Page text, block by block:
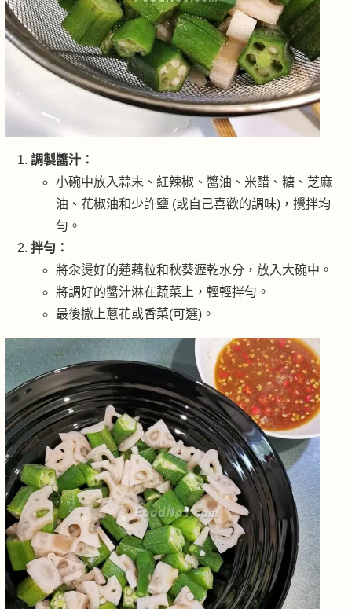
調製醬汁：
小碗中放入蒜末、紅辣椒、醬油、米醋、糖、芝麻
油、花椒油和少許鹽 (或自己喜歡的調味)，攪拌均
勻。
拌勻：
將汆燙好的蓮藕粒和秋葵瀝乾水分，放入大碗中。
將調好的醬汁淋在蔬菜上，輕輕拌勻。
最後撒上蔥花或香菜(可選)。